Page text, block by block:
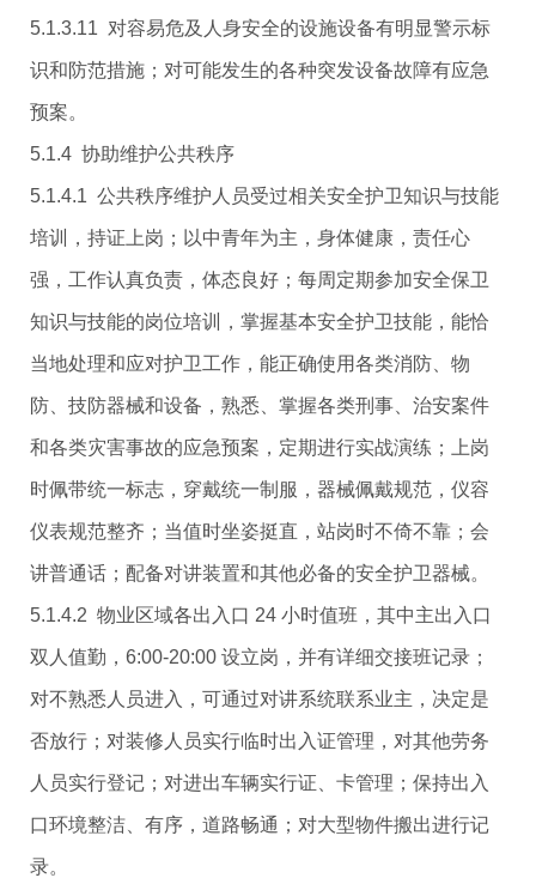
5.1.3.11 对容易危及人身安全的设施设备有明显警示标
识和防范措施；对可能发生的各种突发设备故障有应急
预案。
5.1.4 协助维护公共秩序
5.1.4.1 公共秩序维护人员受过相关安全护卫知识与技能
培训，持证上岗；以中青年为主，身体健康，责任心
强，工作认真负责，体态良好；每周定期参加安全保卫
知识与技能的岗位培训，掌握基本安全护卫技能，能恰
当地处理和应对护卫工作，能正确使用各类消防、物
防、技防器械和设备，熟悉、掌握各类刑事、治安案件
和各类灾害事故的应急预案，定期进行实战演练；上岗
时佩带统一标志，穿戴统一制服，器械佩戴规范，仪容
仪表规范整齐；当值时坐姿挺直，站岗时不倚不靠；会
讲普通话；配备对讲装置和其他必备的安全护卫器械。
5.1.4.2 物业区域各出入口 24 小时值班，其中主出入口
双人值勤，6:00-20:00 设立岗，并有详细交接班记录；
对不熟悉人员进入，可通过对讲系统联系业主，决定是
否放行；对装修人员实行临时出入证管理，对其他劳务
人员实行登记；对进出车辆实行证、卡管理；保持出入
口环境整洁、有序，道路畅通；对大型物件搬出进行记
录。